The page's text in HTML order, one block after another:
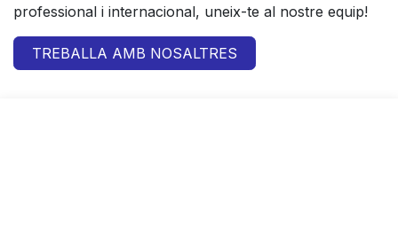
professional i internacional, uneix-te al nostre equip!
TREBALLA AMB NOSALTRES